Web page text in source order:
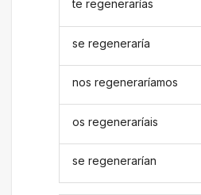
te regenerarías
se regeneraría
nos regeneraríamos
os regeneraríais
se regenerarían